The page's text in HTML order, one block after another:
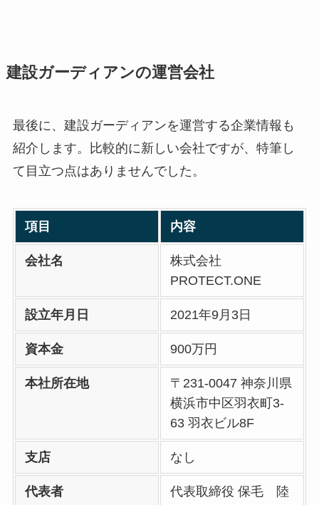
建設ガーディアンの運営会社
最後に、建設ガーディアンを運営する企業情報も
紹介します。比較的に新しい会社ですが、特筆し
て目立つ点はありませんでした。
項目 内容
会社名
株式会社
PROTECT.ONE
設立年月日 2021年9月3日
資本金 900万円
本社所在地
〒231-0047 神奈川県
横浜市中区羽衣町3-
63 羽衣ビル8F
支店 なし
代表者 代表取締役 保毛 陸